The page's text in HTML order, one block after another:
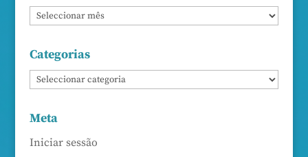
Categorias
Meta
Iniciar sessão